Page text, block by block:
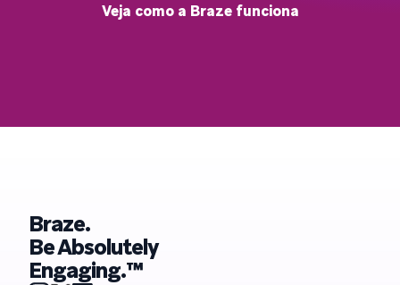
Veja como a Braze funciona
Braze.
Be Absolutely
Engaging.™